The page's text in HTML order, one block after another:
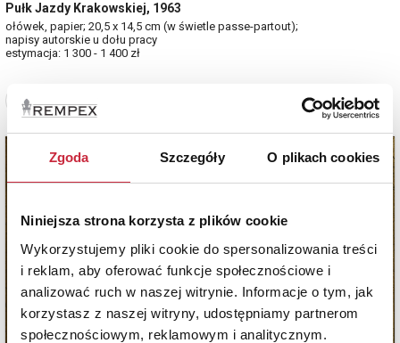
Zgoda Szczegóły O plikach cookies
Niniejsza strona korzysta z plików cookie
Wykorzystujemy pliki cookie do spersonalizowania treści
i reklam, aby oferować funkcje społecznościowe i
analizować ruch w naszej witrynie. Informacje o tym, jak
korzystasz z naszej witryny, udostępniamy partnerom
społecznościowym, reklamowym i analitycznym.
Pułk Jazdy Krakowskiej, 1963
ołówek, papier; 20,5 x 14,5 cm (w świetle passe-partout);
napisy autorskie u dołu pracy
estymacja: 1 300 - 1 400 zł
Zobacz pełne informacje